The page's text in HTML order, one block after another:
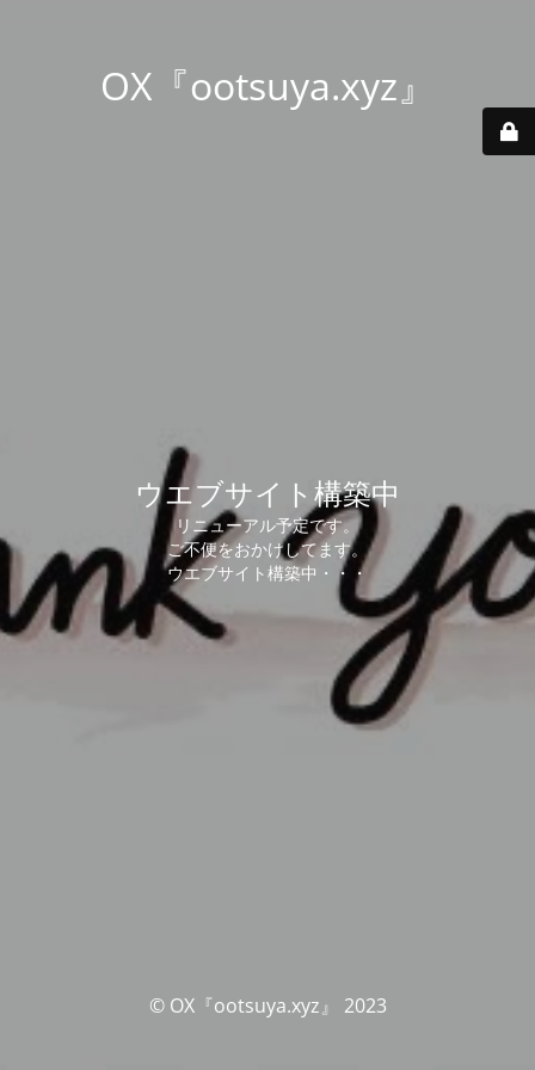
OX『ootsuya.xyz』
ウエブサイト構築中
リニューアル予定です。
ご不便をおかけしてます。
ウエブサイト構築中・・・
© OX『ootsuya.xyz』 2023